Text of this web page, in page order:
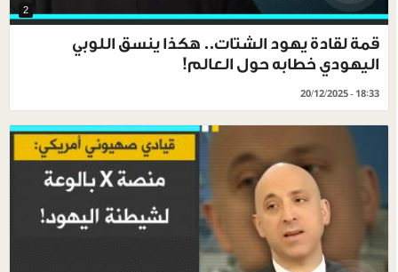
2
قمة لقادة يهود الشتات.. هكذا ينسق اللوبي
اليهودي خطابه حول العالم!
20/12/2025 - 18:33